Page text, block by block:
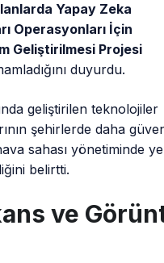
Yapay Zeka
Operasyonları İçin
Geliştirilmesi Projesi
duyurdu.
geliştirilen teknolojiler
şehirlerde daha
sahası yönetiminde
belirtti.
ve